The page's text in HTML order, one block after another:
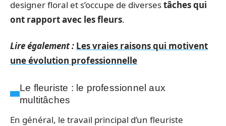
designer floral et s’occupe de diversestâches qui
ont rapport avec les fleurs.
Lire également : Les vraies raisons qui motivent
une évolution professionnelle
Le fleuriste : le professionnel aux
multitâches
En général, le travail principal d’un fleuriste